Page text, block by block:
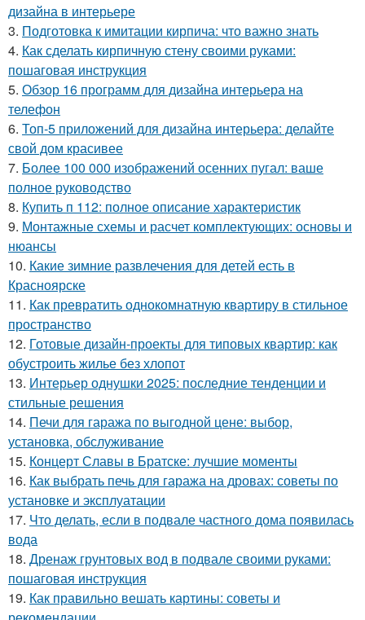
дизайна в интерьере
3. Подготовка к имитации кирпича: что важно знать
4. Как сделать кирпичную стену своими руками:
пошаговая инструкция
5. Обзор 16 программ для дизайна интерьера на
телефон
6. Топ-5 приложений для дизайна интерьера: делайте
свой дом красивее
7. Более 100 000 изображений осенних пугал: ваше
полное руководство
8. Купить п 112: полное описание характеристик
9. Монтажные схемы и расчет комплектующих: основы и
нюансы
10. Какие зимние развлечения для детей есть в
Красноярске
11. Как превратить однокомнатную квартиру в стильное
пространство
12. Готовые дизайн-проекты для типовых квартир: как
обустроить жилье без хлопот
13. Интерьер однушки 2025: последние тенденции и
стильные решения
14. Печи для гаража по выгодной цене: выбор,
установка, обслуживание
15. Концерт Славы в Братске: лучшие моменты
16. Как выбрать печь для гаража на дровах: советы по
установке и эксплуатации
17. Что делать, если в подвале частного дома появилась
вода
18. Дренаж грунтовых вод в подвале своими руками:
пошаговая инструкция
19. Как правильно вешать картины: советы и